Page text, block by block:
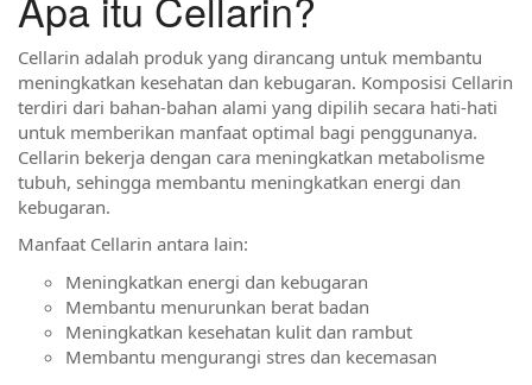
Cellarin adalah produk yang dirancang untuk membantu
meningkatkan kesehatan dan kebugaran. Komposisi Cellarin
terdiri dari bahan-bahan alami yang dipilih secara hati-hati
untuk memberikan manfaat optimal bagi penggunanya.
Cellarin bekerja dengan cara meningkatkan metabolisme
tubuh, sehingga membantu meningkatkan energi dan
kebugaran.
Manfaat Cellarin antara lain:
Meningkatkan energi dan kebugaran
Membantu menurunkan berat badan
Meningkatkan kesehatan kulit dan rambut
Membantu mengurangi stres dan kecemasan